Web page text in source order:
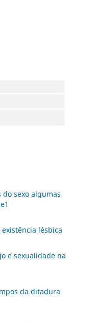
sexo algumas
lésbica
e sexualidade na
da ditadura